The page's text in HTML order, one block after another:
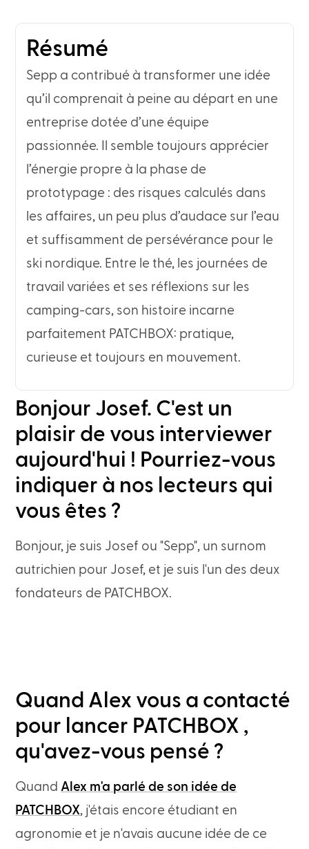
Résumé
Sepp a contribué à transformer une idée
qu’il comprenait à peine au départ en une
entreprise dotée d’une équipe
passionnée. Il semble toujours apprécier
l’énergie propre à la phase de
prototypage : des risques calculés dans
les affaires, un peu plus d’audace sur l’eau
et suffisamment de persévérance pour le
ski nordique. Entre le thé, les journées de
travail variées et ses réflexions sur les
camping-cars, son histoire incarne
parfaitement PATCHBOX: pratique,
curieuse et toujours en mouvement.
Bonjour Josef. C'est un
plaisir de vous interviewer
aujourd'hui ! Pourriez-vous
indiquer à nos lecteurs qui
vous êtes ?
Bonjour, je suis Josef ou "Sepp", un surnom
autrichien pour Josef, et je suis l'un des deux
fondateurs de PATCHBOX.
Quand Alex vous a contacté
pour lancer PATCHBOX ,
qu'avez-vous pensé ?
Quand Alex m'a parlé de son idée de
PATCHBOX, j'étais encore étudiant en
agronomie et je n'avais aucune idée de ce